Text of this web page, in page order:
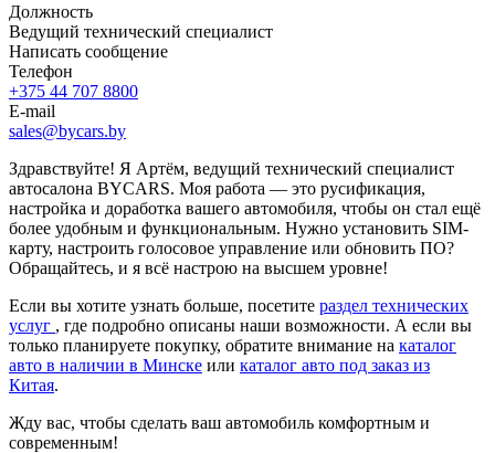
Должность
Ведущий технический специалист
Написать сообщение
Телефон
+375 44 707 8800
E-mail
sales@bycars.by
Здравствуйте! Я Артём, ведущий технический специалист
автосалона BYCARS. Моя работа — это русификация,
настройка и доработка вашего автомобиля, чтобы он стал ещё
более удобным и функциональным. Нужно установить SIM-
карту, настроить голосовое управление или обновить ПО?
Обращайтесь, и я всё настрою на высшем уровне!
Если вы хотите узнать больше, посетите раздел технических
услуг , где подробно описаны наши возможности. А если вы
только планируете покупку, обратите внимание на каталог
авто в наличии в Минске или каталог авто под заказ из
Китая.
Жду вас, чтобы сделать ваш автомобиль комфортным и
современным!